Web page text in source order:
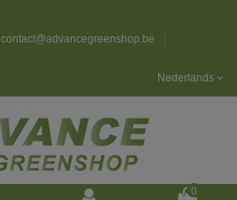
contact@advancegreenshop.be
Nederlands
0